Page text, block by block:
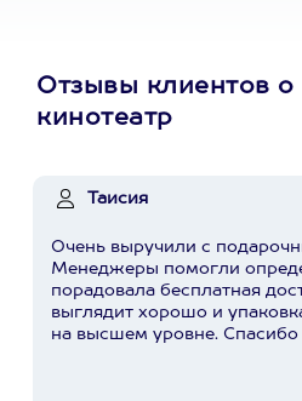
Отзывы клиентов о
кинотеатр
Таисия
Очень выручили с
Менеджеры помогли
порадовала бесплатная
выглядит хорошо и
на высшем уровне.